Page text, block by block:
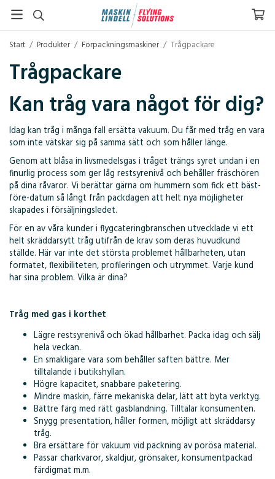
Start / Produkter / Förpackningsmaskiner / Trågpackare
Trågpackare
Kan tråg vara något för dig?
Idag kan tråg i många fall ersätta vakuum. Du får med tråg en vara
som inte vätskar sig på samma sätt och som håller länge.
Genom att blåsa in livsmedelsgas i tråget trängs syret undan i en
finurlig process som ger låg restsyrenivå och behåller fräschören
på dina råvaror. Vi berättar gärna om hummern som fick ett bäst-
före-datum så långt från packdagen att helt nya möjligheter
skapades i försäljningsledet.
För en av våra kunder i flygcateringbranschen utvecklade vi ett
helt skräddarsytt tråg utifrån de krav som deras huvudkund
ställde. Här var inte det största problemet hållbarheten, utan
formatet, flexibiliteten, profileringen och utrymmet. Varje kund
har sina problem. Vilka är dina?
Tråg med gas i korthet
Lägre restsyrenivå och ökad hållbarhet. Packa idag och sälj
hela veckan.
En smakligare vara som behåller saften bättre. Mer
tilltalande i butikshyllan.
Högre kapacitet, snabbare paketering.
Mindre maskin, färre mekaniska delar, lätt att byta verktyg.
Bättre färg med rätt gasblandning. Tilltalar konsumenten.
Snygg presentation, håller formen, möjligt att skräddarsy
tråg.
Bra ersättare för vakuum vid packning av porösa material.
Passar charkvaror, skaldjur, grönsaker, konsumentpackad
färdigmat m.m.